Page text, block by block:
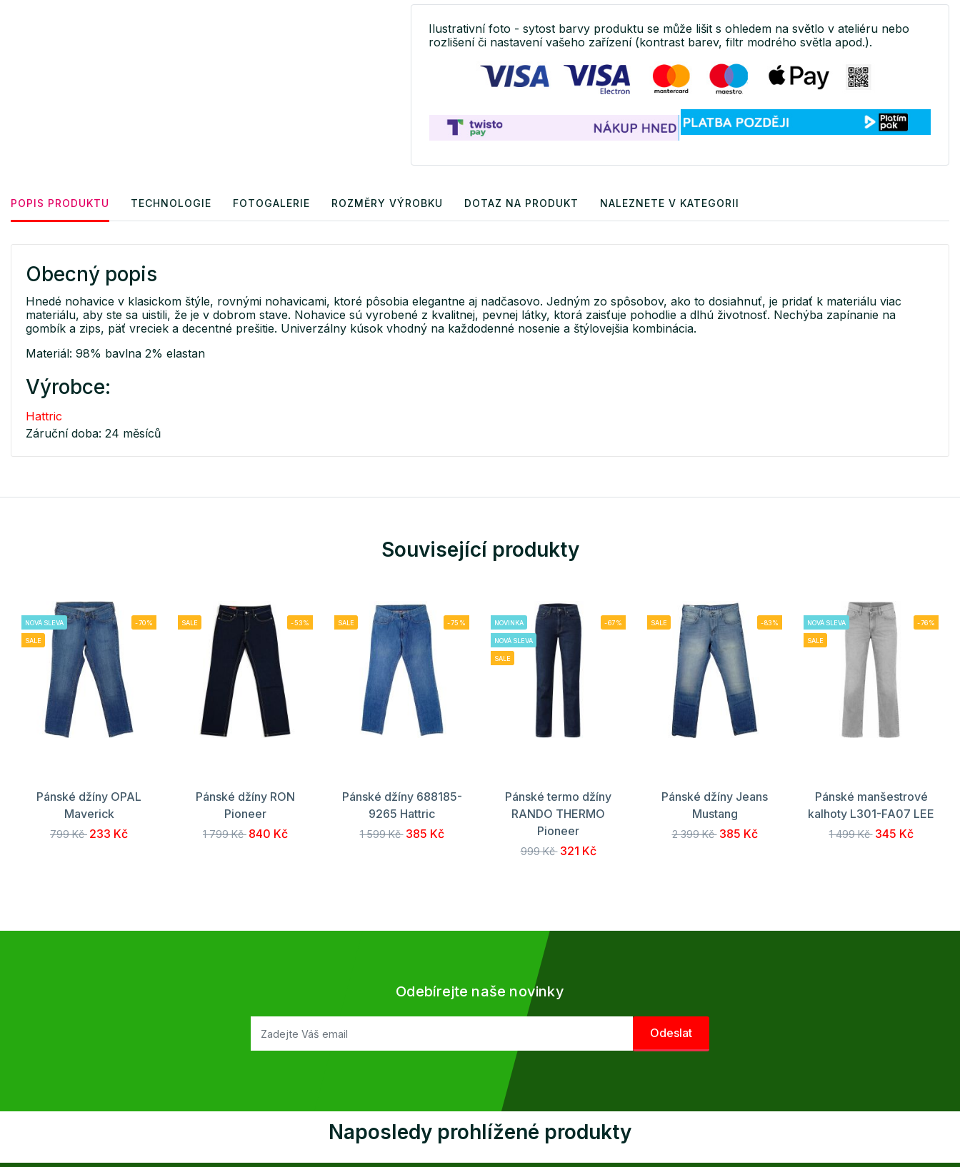
Ilustrativní foto - sytost barvy produktu se může lišit s ohledem na světlo v ateliéru nebo
rozlišení či nastavení vašeho zařízení (kontrast barev, filtr modrého světla apod.).
POPIS PRODUKTU TECHNOLOGIE FOTOGALERIE ROZMĚRY VÝROBKU DOTAZ NA PRODUKT NALEZNETE V KATEGORII
Obecný popis
Hnedé nohavice v klasickom štýle, rovnými nohavicami, ktoré pôsobia elegantne aj nadčasovo. Jedným zo spôsobov, ako to dosiahnuť, je pridať k materiálu viac
materiálu, aby ste sa uistili, že je v dobrom stave. Nohavice sú vyrobené z kvalitnej, pevnej látky, ktorá zaisťuje pohodlie a dlhú životnosť. Nechýba zapínanie na
gombík a zips, päť vreciek a decentné prešitie. Univerzálny kúsok vhodný na každodenné nosenie a štýlovejšia kombinácia.
Materiál: 98% bavlna 2% elastan
Výrobce:
Hattric
Záruční doba: 24 měsíců
Související produkty
NOVÁ SLEVA
SALE
-70%
Pánské džíny OPAL
Maverick
799 Kč 233 Kč
SALE -53%
Pánské džíny RON
Pioneer
1 799 Kč 840 Kč
SALE -75%
Pánské džíny 688185-
9265 Hattric
1 599 Kč 385 Kč
NOVINKA
NOVÁ SLEVA
SALE
-67%
Pánské termo džíny
RANDO THERMO
Pioneer
999 Kč 321 Kč
SALE -83%
Pánské džíny Jeans
Mustang
2 399 Kč 385 Kč
NOVÁ SLEVA
SALE
-76%
Pánské manšestrové
kalhoty L301-FA07 LEE
1 499 Kč 345 Kč
Odebírejte naše novinky
Naposledy prohlížené produkty